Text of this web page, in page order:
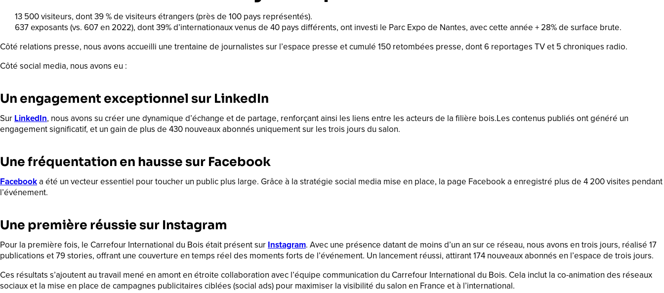
13 500 visiteurs, dont 39 % de visiteurs étrangers (près de 100 pays représentés).
637 exposants (vs. 607 en 2022), dont 39% d’internationaux venus de 40 pays différents, ont investi le Parc Expo de Nantes, avec cette année + 28% de surface brute.
Côté relations presse, nous avons accueilli une trentaine de journalistes sur l’espace presse et cumulé 150 retombées presse, dont 6 reportages TV et 5 chroniques radio.
Côté social media, nous avons eu :
Un engagement exceptionnel sur LinkedIn
SurLinkedIn, nous avons su créer une dynamique d’échange et de partage, renforçant ainsi les liens entre les acteurs de la filière bois.Les contenus publiés ont généré un
engagement significatif, et un gain de plus de 430 nouveaux abonnés uniquement sur les trois jours du salon.
Une fréquentation en hausse sur Facebook
Facebooka été un vecteur essentiel pour toucher un public plus large. Grâce à la stratégie social media mise en place, la page Facebook a enregistré plus de 4 200 visites pendant
l’événement.
Une première réussie sur Instagram
Pour la première fois, le Carrefour International du Bois était présent surInstagram. Avec une présence datant de moins d’un an sur ce réseau, nous avons en trois jours, réalisé 17
publications et 79 stories, offrant une couverture en temps réel des moments forts de l’événement. Un lancement réussi, attirant 174 nouveaux abonnés en l’espace de trois jours.
Ces résultats s’ajoutent au travail mené en amont en étroite collaboration avec l’équipe communication du Carrefour International du Bois. Cela inclut la co-animation des réseaux
sociaux et la mise en place de campagnes publicitaires ciblées (social ads) pour maximiser la visibilité du salon en France et à l’international.